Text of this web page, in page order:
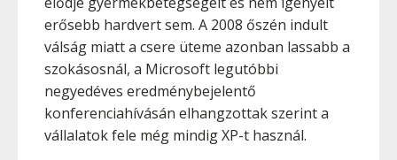
erősebb hardvert sem. A 2008 őszén indult
válság miatt a csere üteme azonban lassabb a
szokásosnál, a Microsoft legutóbbi
negyedéves eredménybejelentő
konferenciahívásán elhangzottak szerint a
vállalatok fele még mindig XP-t használ.